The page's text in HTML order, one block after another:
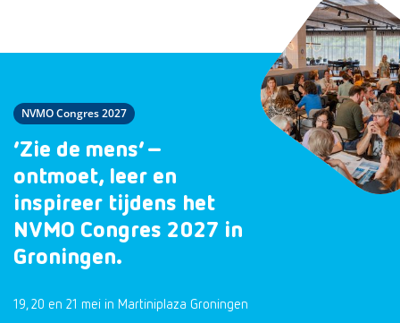
NVMO Congres 2027
‘Zie de mens’ –
ontmoet, leer en
inspireer tijdens het
NVMO Congres 2027 in
Groningen.
19, 20 en 21 mei in Martiniplaza Groningen